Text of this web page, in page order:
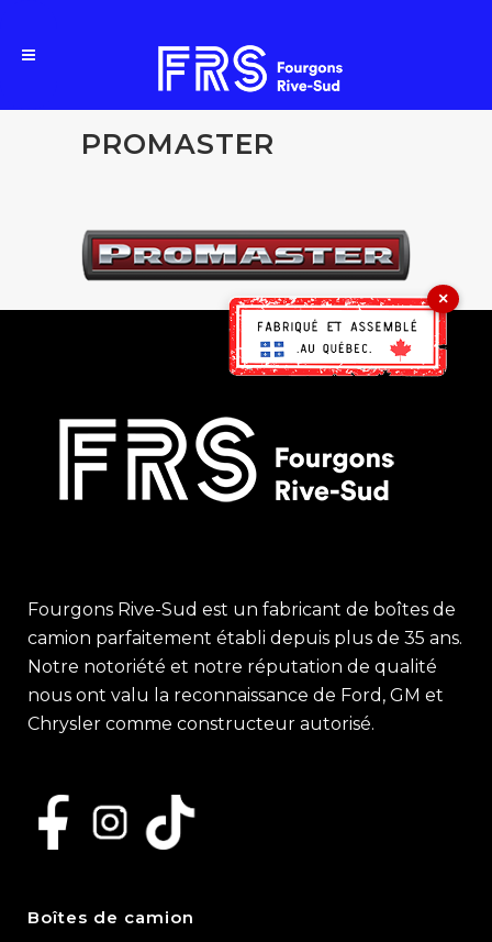
PROMASTER
Fourgons Rive-Sud est un fabricant de boîtes de
camion parfaitement établi depuis plus de 35 ans.
Notre notoriété et notre réputation de qualité
nous ont valu la reconnaissance de Ford, GM et
Chrysler comme constructeur autorisé.
Boîtes de camion
×